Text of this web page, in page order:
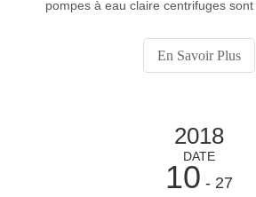
pompes à eau claire centrifuges sont
d’eaux propres ou traitées, telles que
eaux de surface (rivières,
En Savoir Plus
2018
DATE
10 - 27